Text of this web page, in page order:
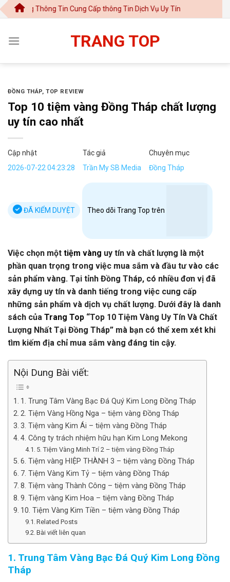
Chuyển
đến
dung
Tin Cung Cấp thông Tin Dịch Vụ Uy Tín
TRANG TOP
ĐỒNG THÁP,TOP REVIEW
Top 10 tiệm vàng Đồng Tháp chất lượng
uy tín cao nhất
Cập nhật
2026-07-22 04:23:28
Tác giả
Trần My SB Media
Chuyên mục
Đồng Tháp
ĐÃ KIỂM DUYỆT Theo dõi Trang Top trên
Việc chọn một tiệm vàng uy tín và chất lượng là một
phần quan trọng trong việc mua sắm và đầu tư vào các
sản phẩm vàng. Tại tỉnh Đồng Tháp, có nhiều đơn vị đã
xây dựng uy tín và danh tiếng trong việc cung cấp
những sản phẩm và dịch vụ chất lượng. Dưới đây là danh
sách của Trang Top “Top 10 Tiệm Vàng Uy Tín Và Chất
Lượng Nhất Tại Đồng Tháp” mà bạn có thể xem xét khi
tìm kiếm địa chỉ mua sắm vàng đáng tin cậy.
Nội Dung Bài viết:
1. Trung Tâm Vàng Bạc Đá Quý Kim Long Đồng Tháp
2. Tiệm Vàng Hồng Nga – tiệm vàng Đồng Tháp
3. Tiệm vàng Kim Ái – tiệm vàng Đồng Tháp
4. Công ty trách nhiệm hữu hạn Kim Long Mekong
5. Tiệm Vàng Minh Trí 2 – tiệm vàng Đồng Tháp
6. Tiệm vàng HIỆP THÀNH 3 – tiệm vàng Đồng Tháp
7. Tiệm Vàng Kim Tỷ – tiệm vàng Đồng Tháp
8. Tiệm vàng Thành Công – tiệm vàng Đồng Tháp
9. Tiệm vàng Kim Hoa – tiệm vàng Đồng Tháp
10. Tiệm Vàng Kim Tiền – tiệm vàng Đồng Tháp
Related Posts
Bài viết liên quan
1. Trung Tâm Vàng Bạc Đá Quý Kim Long Đồng
Tháp